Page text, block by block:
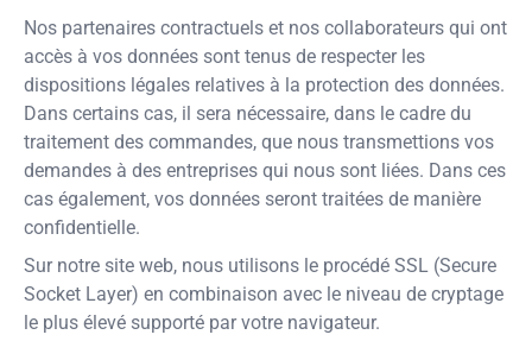
Nos partenaires contractuels et nos collaborateurs qui ont
accès à vos données sont tenus de respecter les
dispositions légales relatives à la protection des données.
Dans certains cas, il sera nécessaire, dans le cadre du
traitement des commandes, que nous transmettions vos
demandes à des entreprises qui nous sont liées. Dans ces
cas également, vos données seront traitées de manière
confidentielle.
Sur notre site web, nous utilisons le procédé SSL (Secure
Socket Layer) en combinaison avec le niveau de cryptage
le plus élevé supporté par votre navigateur.